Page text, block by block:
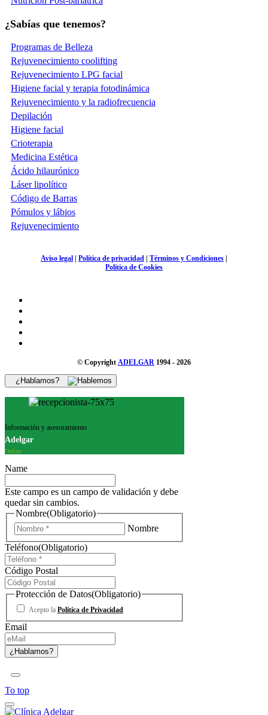
¿Sabías que tenemos?
Programas de Belleza
Rejuvenecimiento coolifting
Rejuvenecimiento LPG facial
Higiene facial y terapia fotodinámica
Rejuvenecimiento y la radiofrecuencia
Depilación
Higiene facial
Crioterapia
Medicina Estética
Ácido hilaurónico
Láser lipolítico
Código de Barras
Pómulos y lábios
Rejuvenecimiento
Aviso legal Política de privacidad Términos y Condiciones
Política de Cookies
© Copyright ADELGAR 1994 - 2026
¿Hablamos?
Información y asesoramiento
Adelgar
Online
Name
Este campo es un campo de validación y debe
quedar sin cambios.
Nombre(Obligatorio)
Nombre
Teléfono(Obligatorio)
Código Postal
Protección de Datos(Obligatorio)
Acepto la Política de Privacidad
Email
To top